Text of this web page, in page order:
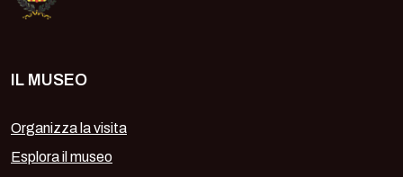
IL MUSEO
Organizza la visita
Esplora il museo